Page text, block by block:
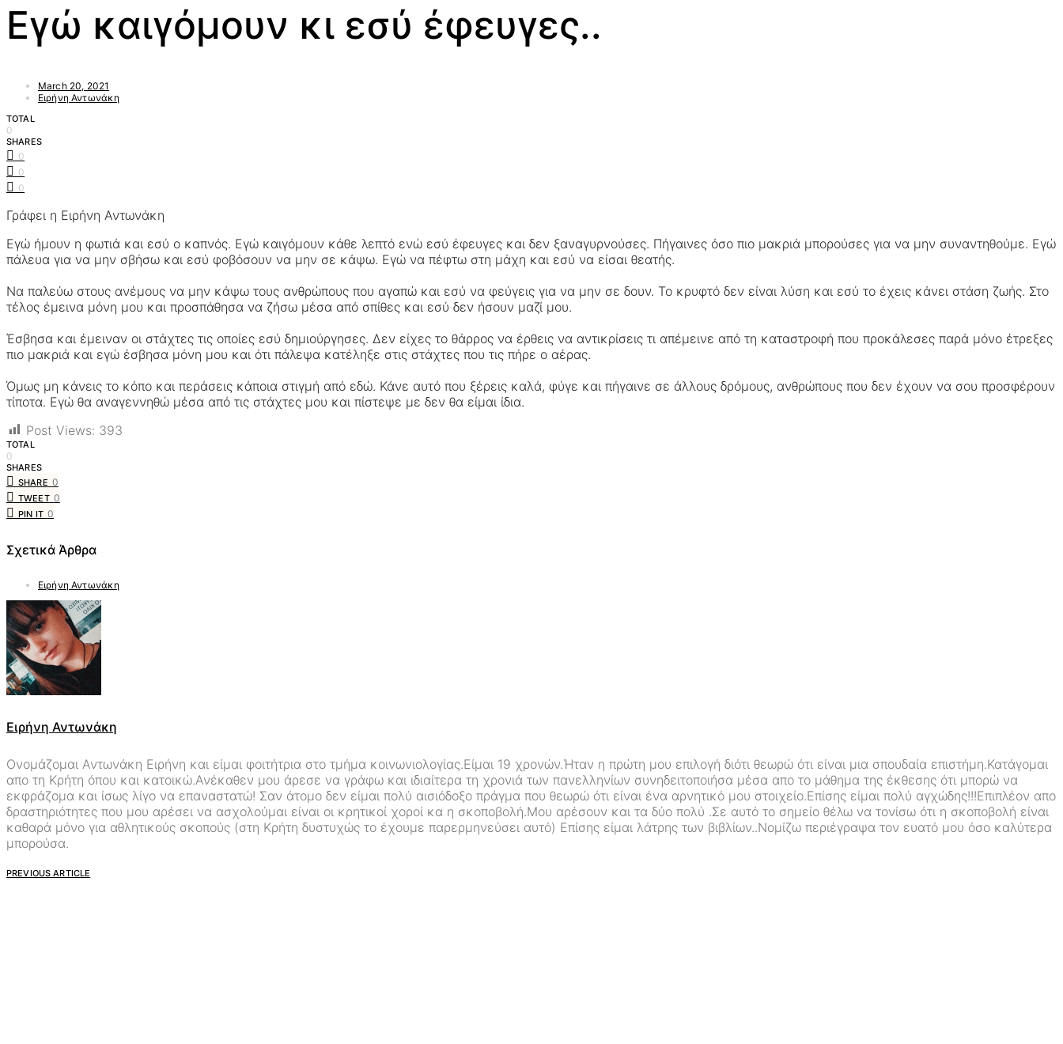
Εγώ καιγόμουν κι εσύ έφευγες..
March 20, 2021
Ειρήνη Αντωνάκη
TOTAL
0
SHARES
0
0
0
Γράφει η Ειρήνη Αντωνάκη
Εγώ ήμουν η φωτιά και εσύ ο καπνός. Εγώ καιγόμουν κάθε λεπτό ενώ εσύ έφευγες και δεν ξαναγυρνούσες. Πήγαινες όσο πιο μακριά μπορούσες για να μην συναντηθούμε. Εγώ
πάλευα για να μην σβήσω και εσύ φοβόσουν να μην σε κάψω. Εγώ να πέφτω στη μάχη και εσύ να είσαι θεατής.
Να παλεύω στους ανέμους να μην κάψω τους ανθρώπους που αγαπώ και εσύ να φεύγεις για να μην σε δουν. Το κρυφτό δεν είναι λύση και εσύ το έχεις κάνει στάση ζωής. Στο
τέλος έμεινα μόνη μου και προσπάθησα να ζήσω μέσα από σπίθες και εσύ δεν ήσουν μαζί μου.
Έσβησα και έμειναν οι στάχτες τις οποίες εσύ δημιούργησες. Δεν είχες το θάρρος να έρθεις να αντικρίσεις τι απέμεινε από τη καταστροφή που προκάλεσες παρά μόνο έτρεξες
πιο μακριά και εγώ έσβησα μόνη μου και ότι πάλεψα κατέληξε στις στάχτες που τις πήρε ο αέρας.
Όμως μη κάνεις το κόπο και περάσεις κάποια στιγμή από εδώ. Κάνε αυτό που ξέρεις καλά, φύγε και πήγαινε σε άλλους δρόμους, ανθρώπους που δεν έχουν να σου προσφέρουν
τίποτα. Εγώ θα αναγεννηθώ μέσα από τις στάχτες μου και πίστεψε με δεν θα είμαι ίδια.
Post Views: 393
TOTAL
0
SHARES
SHARE 0
TWEET 0
PIN IT 0
Σχετικά Άρθρα
Ειρήνη Αντωνάκη
Ειρήνη Αντωνάκη
Ονομάζομαι Αντωνάκη Ειρήνη και είμαι φοιτήτρια στο τμήμα κοινωνιολογίας.Είμαι 19 χρονών.Ήταν η πρώτη μου επιλογή διότι θεωρώ ότι είναι μια σπουδαία επιστήμη.Κατάγομαι
απο τη Κρήτη όπου και κατοικώ.Ανέκαθεν μου άρεσε να γράφω και ιδιαίτερα τη χρονιά των πανελληνίων συνηδειτοποιήσα μέσα απο το μάθημα της έκθεσης ότι μπορώ να
εκφράζομα και ίσως λίγο να επαναστατώ! Σαν άτομο δεν είμαι πολύ αισιόδοξο πράγμα που θεωρώ ότι είναι ένα αρνητικό μου στοιχείο.Επίσης είμαι πολύ αγχώδης!!!Επιπλέον απο
δραστηριότητες που μου αρέσει να ασχολούμαι είναι οι κρητικοί χοροί κα η σκοποβολή.Μου αρέσουν και τα δύο πολύ .Σε αυτό το σημείο θέλω να τονίσω ότι η σκοποβολή είναι
καθαρά μόνο για αθλητικούς σκοπούς (στη Κρήτη δυστυχώς το έχουμε παρερμηνεύσει αυτό) Επίσης είμαι λάτρης των βιβλίων..Νομίζω περιέγραψα τον ευατό μου όσο καλύτερα
μπορούσα.
PREVIOUS ARTICLE